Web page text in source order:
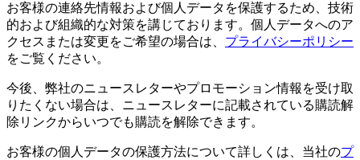
お客様の連絡先情報および個人データを保護するため、技術
的および組織的な対策を講じております。個人データへのア
クセスまたは変更をご希望の場合は、 プライバシーポリシー
をご覧ください。
今後、弊社のニュースレターやプロモーション情報を受け取
りたくない場合は、ニュースレターに記載されている購読解
除リンクからいつでも購読を解除できます。
お客様の個人データの保護方法について詳しくは、当社のプ